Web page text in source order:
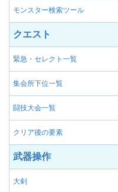
モンスター検索ツール
クエスト
緊急・セレクト一覧
集会所下位一覧
闘技大会一覧
クリア後の要素
武器操作
大剣